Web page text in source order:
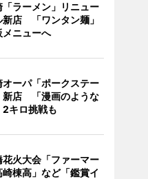
「ラーメン」リニュー
新店 「ワンタン麺」
メニューへ
オーパ「ポークステー
新店 「漫画のような
2キロ挑戦も
花火大会「ファーマー
崎棟高」など「鑑賞イ